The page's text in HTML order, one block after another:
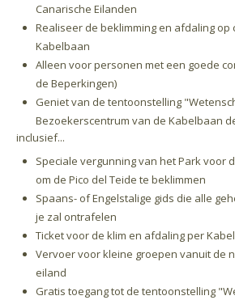
Canarische Eilanden
Realiseer de beklimming en afdaling
Kabelbaan
Alleen voor personen met een goede
de Beperkingen)
Geniet van de tentoonstelling
Bezoekerscentrum van de Kabelbaan
inclusief...
Speciale vergunning van het Park voor
om de Pico del Teide te beklimmen
Spaans- of Engelstalige gids die alle
je zal ontrafelen
Ticket voor de klim en afdaling per
Vervoer voor kleine groepen vanuit de
eiland
Gratis toegang tot de tentoonstelling